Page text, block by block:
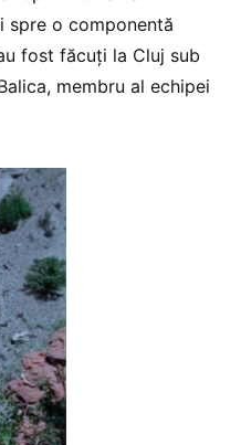
spre o componentă
fost făcuți la Cluj sub
membru al echipei